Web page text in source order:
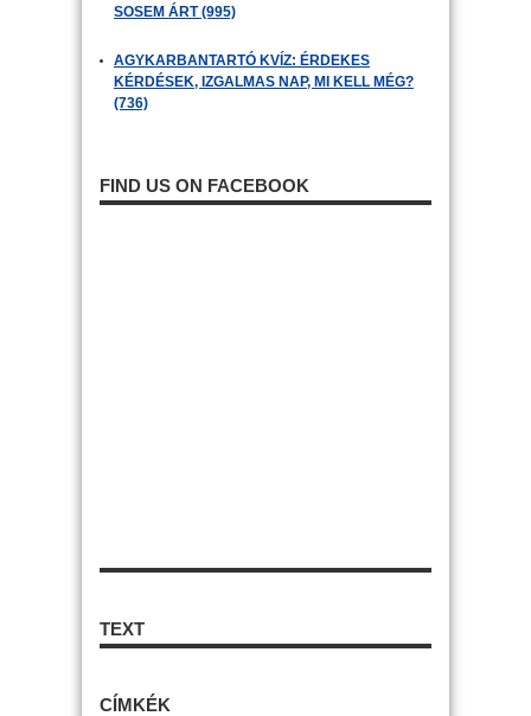
SOSEM ÁRT (995)
AGYKARBANTARTÓ KVÍZ: ÉRDEKES
KÉRDÉSEK, IZGALMAS NAP, MI KELL MÉG?
(736)
FIND US ON FACEBOOK
TEXT
CÍMKÉK